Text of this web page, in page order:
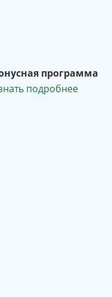
программа
подробнее